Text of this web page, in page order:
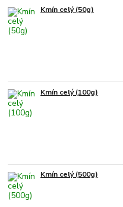
Kmín celý (50g)
Kmín celý (100g)
Kmín celý (500g)